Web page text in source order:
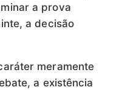
a prova
a decisão
meramente
a existência